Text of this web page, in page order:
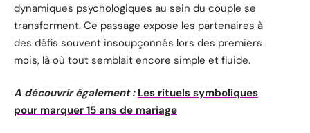
dynamiques psychologiques au sein du couple se
transforment. Ce passage expose les partenaires à
des défis souvent insoupçonnés lors des premiers
mois, là où tout semblait encore simple et fluide.
A découvrir également : Les rituels symboliques
pour marquer 15 ans de mariage